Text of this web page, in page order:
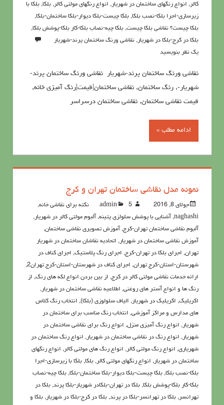
کالر , انواع رنگهای ساختمان در شهریار , انواع رنگهای مولتی کالر , بلکا, بلکا با
زیرسازی-اجرا بلکا-نصب بلکا, بلکا چیست-بلکا دیوار-بلکا ساختمان-بلکا,
بلکا چیست؟ نقاشی بلکا چیست, بلکا چیه-نصاب بلکا-کار بلکا-پوشش بلکا,
بلکا در کرج-بلکا در شهریار , نقاشی ورنگ ساختمان پرند-شهریار
یک نظر بنویسید
نقاشی ورنگ ساختمان پرند-شهریار نقاشی ورنگ ساختمان پرند-
شهریار-, رنگ ساختمان, نقاشی ساختمان|قیمت|رنگ آمیزی خانه,
قيمت نقاشي ساختمان, نقاشی ساختمان درسراسر
ادامه مطلب »
نمونه مدل نقاشي ساختمان تهران و کرج
جولای 8, 2016 admin 5نکته برای نقاشی خانه
,
naghashi
, آشنايي با پوشش سلولزي پتينه, آلبوم مولتی کالر در شهریار ,
آلبوم نقاشی ساختمان تهران-کرج, آموزش تصویری نقاشی ساختمان,
آموزش نقاشی ساختمان در شهریار , اتحادیه نقاشان ساختمان در شهریار
تهران, اجرای بلکا در تهران-کرج, اجرای رنگ پلاستیک, اجرای کناف در
شهرستان-استان-کرج تهران, اجرای کناف در شهرستان-استان-کرج تهران2 ,
ارائه خدمات نقاشی مولتی کالر در کرج, از بین بردن انواع لکه های رنگ, از
رنگ ها و انواع آستر های روغنی, اطلاعيه نقاشی ساختمان در شهریار ,
اکريليک, اکريليک در شهریار , الیاف سلولوزی (بلکا), انتخاب رنگ کلاس
های مدارس و مراکز آموزشی, انتخاب رنگ مناسب برای ساختمان در
شهریار , انواع رنگ آمیزی منزل, انواع رنگ برای نقاشی ساختمان در
شهریار , انواع رنگ در نقاشی ساختمان در شهریار , انواع رنگ ساختمان در
شهریاری, انواع رنگ مولتی کالر , انواع رنگ های مولتی کالر , انواع رنگهای
ساختمان در شهریار , انواع رنگهای مولتی کالر , بلکا, بلکا با زیرسازی-اجرا
بلکا-نصب بلکا, بلکا چیست-بلکا دیوار-بلکا ساختمان-بلکا, بلکا چیه-نصاب
بلکا-کار بلکا-پوشش بلکا, بلکا در تهران-بلکادر شهریار-بلکا پرند, بلکا در
تهرانسر , بلکا در تهرانسر-بلکا در پرند, بلکا در کرج-بلکا در شهریار , بلکا و